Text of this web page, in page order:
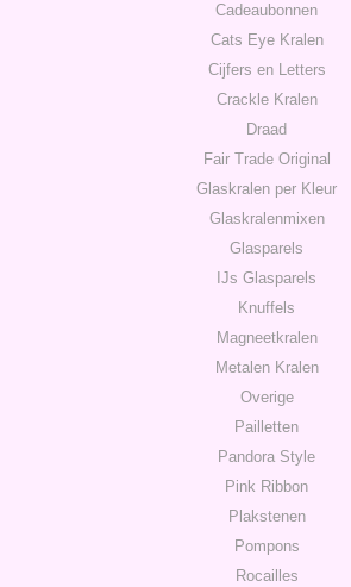
Cadeaubonnen
Cats Eye Kralen
Cijfers en Letters
Crackle Kralen
Draad
Fair Trade Original
Glaskralen per Kleur
Glaskralenmixen
Glasparels
IJs Glasparels
Knuffels
Magneetkralen
Metalen Kralen
Overige
Pailletten
Pandora Style
Pink Ribbon
Plakstenen
Pompons
Rocailles